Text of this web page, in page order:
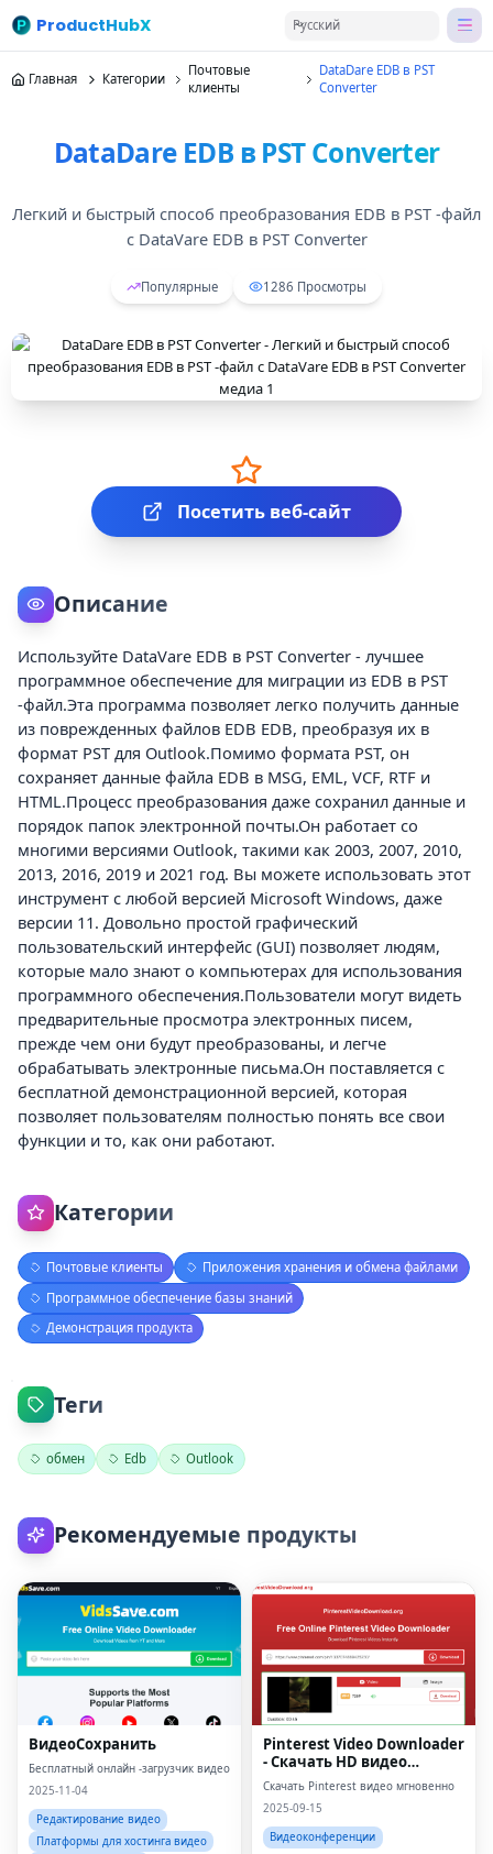
ProductHubX Русский
Главная Категории
Почтовые
клиенты
DataDare EDB в PST
Converter
DataDare EDB в PST Converter
Легкий и быстрый способ преобразования EDB в PST -файл
с DataVare EDB в PST Converter
Популярные 1286 Просмотры
Посетить веб-сайт
Описание
Используйте DataVare EDB в PST Converter - лучшее
программное обеспечение для миграции из EDB в PST
-файл.Эта программа позволяет легко получить данные
из поврежденных файлов EDB EDB, преобразуя их в
формат PST для Outlook.Помимо формата PST, он
сохраняет данные файла EDB в MSG, EML, VCF, RTF и
HTML.Процесс преобразования даже сохранил данные и
порядок папок электронной почты.Он работает со
многими версиями Outlook, такими как 2003, 2007, 2010,
2013, 2016, 2019 и 2021 год. Вы можете использовать этот
инструмент с любой версией Microsoft Windows, даже
версии 11. Довольно простой графический
пользовательский интерфейс (GUI) позволяет людям,
которые мало знают о компьютерах для использования
программного обеспечения.Пользователи могут видеть
предварительные просмотра электронных писем,
прежде чем они будут преобразованы, и легче
обрабатывать электронные письма.Он поставляется с
бесплатной демонстрационной версией, которая
позволяет пользователям полностью понять все свои
функции и то, как они работают.
Категории
Почтовые клиенты
Приложения хранения и обмена файлами
Программное обеспечение базы знаний
Демонстрация продукта
Теги
обмен Edb Outlook
Рекомендуемые продукты
ВидеоСохранить
Бесплатный онлайн -загрузчик видео
2025-11-04
Редактирование видео
Платформы для хостинга видео
Pinterest Video Downloader
- Скачать HD видео
онлайн
Скачать Pinterest видео мгновенно
2025-09-15
Видеоконференции